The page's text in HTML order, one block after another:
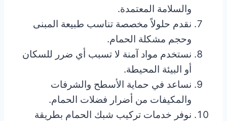
والسلامة المعتمدة.
نقدم حلولاً مخصصة تناسب طبيعة المبنى
وحجم مشكلة الحمام.
نستخدم مواد آمنة لا تسبب أي ضرر للسكان
أو البيئة المحيطة.
نساعد في حماية الأسطح والشرفات
والمكيفات من أضرار فضلات الحمام.
نوفر خدمات تركيب شبك الحمام بطريقة